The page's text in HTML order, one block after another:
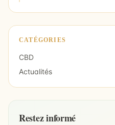
CATÉGORIES
CBD
Actualités
Restez informé